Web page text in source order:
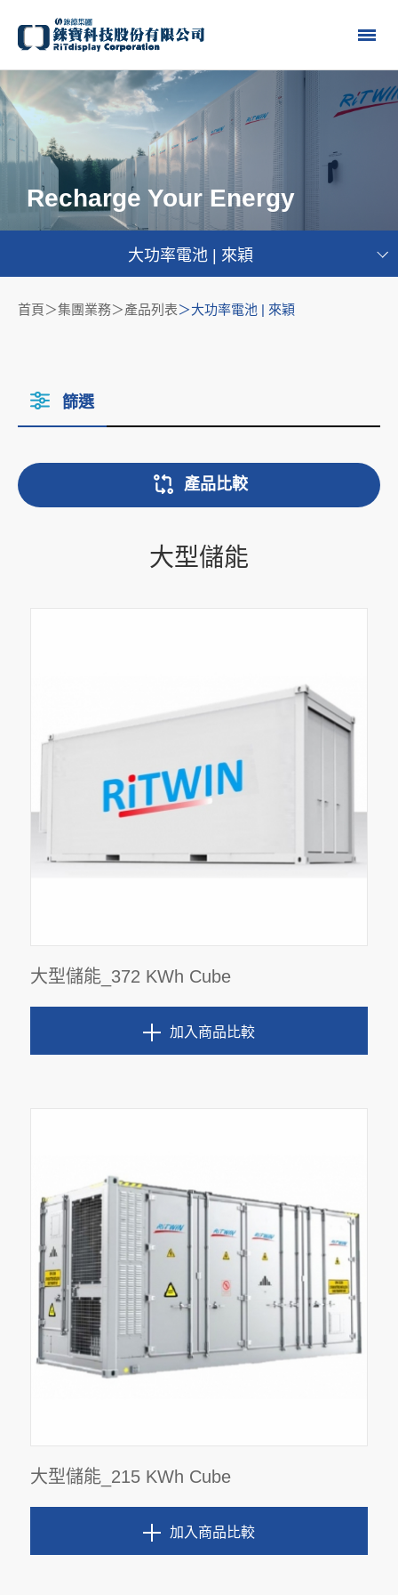
Recharge Your Energy
大功率電池 | 來穎
首頁 集團業務＞產品列表 大功率電池 | 來穎
篩選
產品比較
大型儲能
大型儲能_372 KWh Cube
加入商品比較
大型儲能_215 KWh Cube
加入商品比較